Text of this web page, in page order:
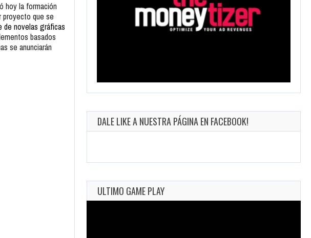
hoy la formación
proyecto que se
de novelas gráficas
basados
se anunciarán
DALE LIKE A NUESTRA PÁGINA EN FACEBOOK!
ULTIMO GAME PLAY